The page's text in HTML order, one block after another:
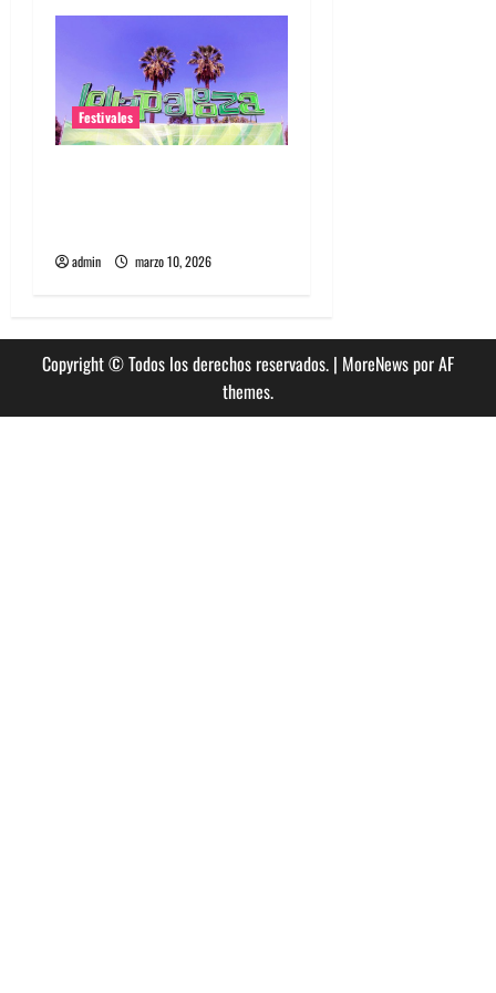
Festivales
admin marzo 10, 2026
Copyright © Todos los derechos reservados. | MoreNewspor AF
themes.